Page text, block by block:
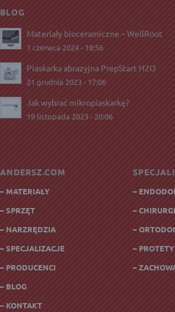
BLOG
Materiały bioceramiczne – WellRoot
1 czerwca 2024 - 18:56
Piaskarka abrazyjna PrepStart H2O
21 grudnia 2023 - 17:06
Jak wybrać mikropiaskarkę?
19 listopada 2023 - 20:06
ANDERSZ.COM
– MATERIAŁY
– SPRZĘT
– NARZRĘDZIA
– SPECJALIZACJE
– PRODUCENCI
– BLOG
– KONTAKT
–
–
–
–
–